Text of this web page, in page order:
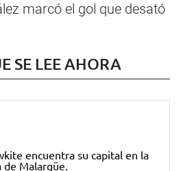
marcó el gol que desató
SE LEE AHORA